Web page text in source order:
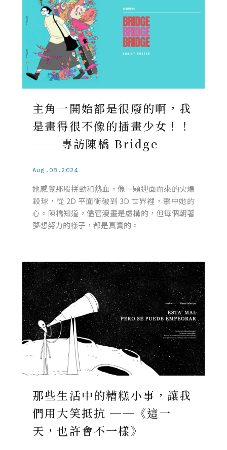
主角一開始都是很廢的啊，我
是畫得很不像的插畫少女！！
── 專訪陳橋 Bridge
Aug.08.2024
她感覺那股拼勁和熱血，像一顆迎面而來的火爆
殺球，從 2D 平面衝破到 3D 世界裡，擊中她的
心。陳橋知道，儘管漫畫是虛構的，但每個朝著
夢想努力的樣子，都是真實的。
那些生活中的糟糕小事，讓我
們用大笑抵抗 ──《這一
天，也許會不一樣》